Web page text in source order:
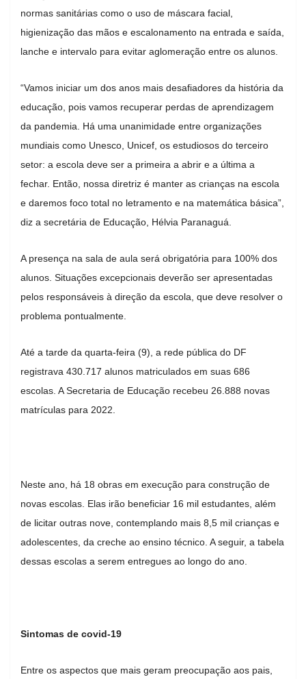
normas sanitárias como o uso de máscara facial,
higienização das mãos e escalonamento na entrada e saída,
lanche e intervalo para evitar aglomeração entre os alunos.
“Vamos iniciar um dos anos mais desafiadores da história da
educação, pois vamos recuperar perdas de aprendizagem
da pandemia. Há uma unanimidade entre organizações
mundiais como Unesco, Unicef, os estudiosos do terceiro
setor: a escola deve ser a primeira a abrir e a última a
fechar. Então, nossa diretriz é manter as crianças na escola
e daremos foco total no letramento e na matemática básica”,
diz a secretária de Educação, Hélvia Paranaguá.
A presença na sala de aula será obrigatória para 100% dos
alunos. Situações excepcionais deverão ser apresentadas
pelos responsáveis à direção da escola, que deve resolver o
problema pontualmente.
Até a tarde da quarta-feira (9), a rede pública do DF
registrava 430.717 alunos matriculados em suas 686
escolas. A Secretaria de Educação recebeu 26.888 novas
matrículas para 2022.
Neste ano, há 18 obras em execução para construção de
novas escolas. Elas irão beneficiar 16 mil estudantes, além
de licitar outras nove, contemplando mais 8,5 mil crianças e
adolescentes, da creche ao ensino técnico. A seguir, a tabela
dessas escolas a serem entregues ao longo do ano.
Sintomas de covid-19
Entre os aspectos que mais geram preocupação aos pais,